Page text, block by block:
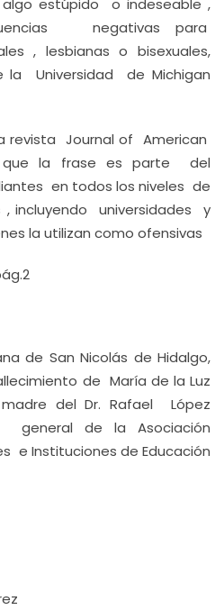
estúpido o indeseable ,
negativas para
, lesbianas o bisexuales,
Universidad de Michigan
revista Journal of American
que la frase es parte del
en todos los niveles de
, incluyendo universidades y
la utilizan como ofensivas
de San Nicolás de Hidalgo,
de María de la Luz
del Dr. Rafael López
general de la Asociación
e Instituciones de Educación